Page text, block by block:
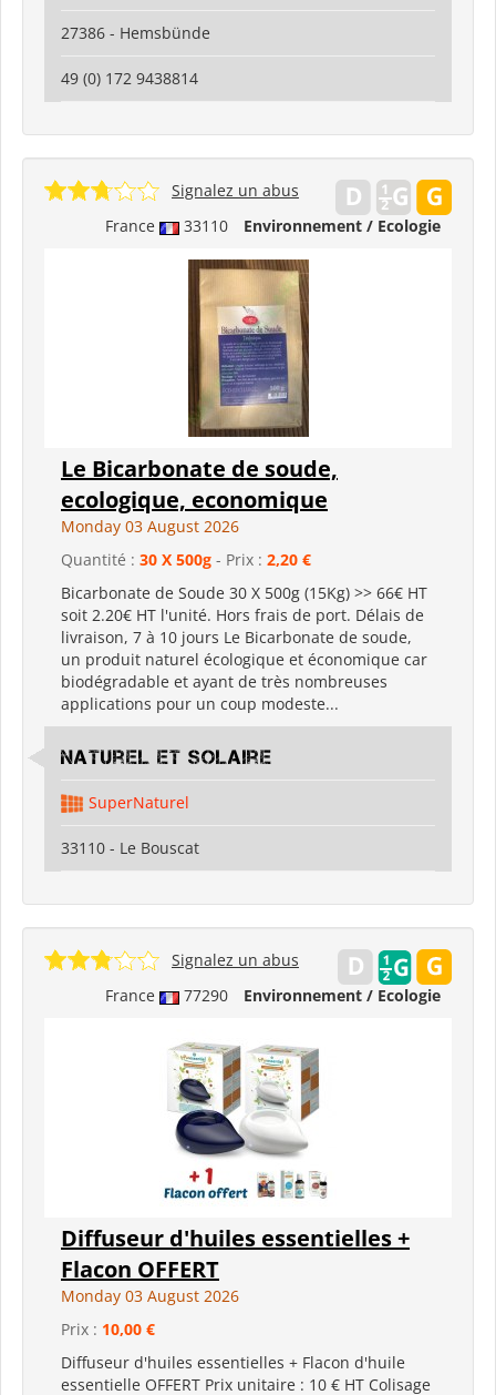
27386 - Hemsbünde
49 (0) 172 9438814
France 33110 Environnement / Ecologie
Signalez un abus
Le Bicarbonate de soude,
ecologique, economique
Monday 03 August 2026
Quantité : 30 X 500g - Prix : 2,20 €
Bicarbonate de Soude 30 X 500g (15Kg) >> 66€ HT
soit 2.20€ HT l'unité. Hors frais de port. Délais de
livraison, 7 à 10 jours Le Bicarbonate de soude,
un produit naturel écologique et économique car
biodégradable et ayant de très nombreuses
applications pour un coup modeste...
Naturel et Solaire
SuperNaturel
33110 - Le Bouscat
France 77290 Environnement / Ecologie
Signalez un abus
Diffuseur d'huiles essentielles +
Flacon OFFERT
Monday 03 August 2026
Prix : 10,00 €
Diffuseur d'huiles essentielles + Flacon d'huile
essentielle OFFERT Prix unitaire : 10 € HT Colisage